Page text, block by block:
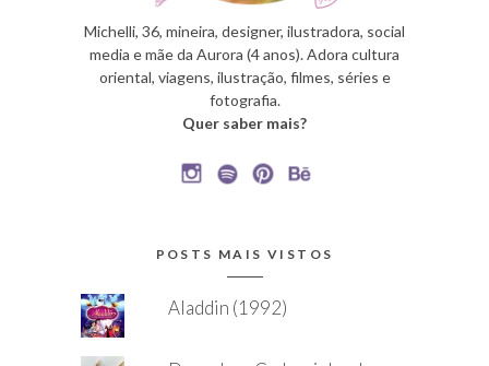
Michelli, 36, mineira, designer, ilustradora, social
media e mãe da Aurora (4 anos). Adora cultura
oriental, viagens, ilustração, filmes, séries e
fotografia.
Quer saber mais?
POSTS MAIS VISTOS
Aladdin (1992)